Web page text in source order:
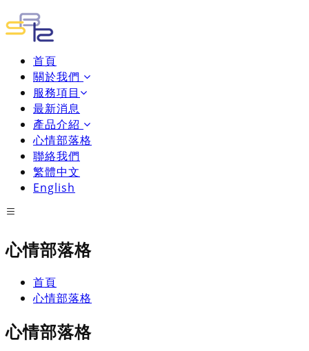
首頁
關於我們
服務項目
最新消息
產品介紹
心情部落格
聯絡我們
繁體中文
English
心情部落格
首頁
心情部落格
心情部落格